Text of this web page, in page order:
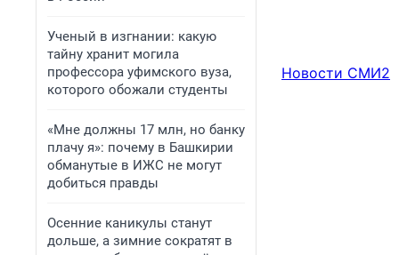
Ученый в изгнании: какую
тайну хранит могила
профессора уфимского вуза,
которого обожали студенты
«Мне должны 17 млн, но банку
плачу я»: почему в Башкирии
обманутые в ИЖС не могут
добиться правды
Осенние каникулы станут
дольше, а зимние сократят в
Новости СМИ2